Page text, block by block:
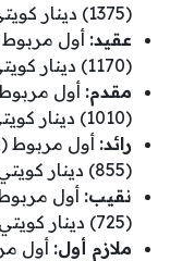
(1375) دينار كويتي.
عقيد:
(1170) دينار كويتي.
مقدم:
(1010) دينار كويتي.
رائد:
(855) دينار كويتي.
نقيب:
(725) دينار كويتي.
ملازم أول: